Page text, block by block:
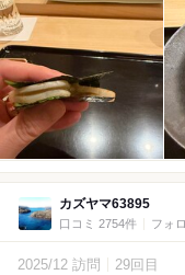
カズヤマ63895
口コミ 2754件 フォ
2025/12 訪問 29回目